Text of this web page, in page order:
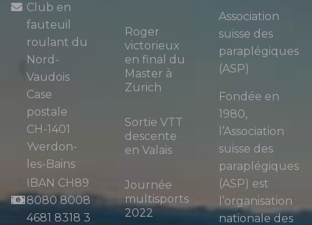
Club en
fauteuil
roulant du
Nord-
Vaudois
Case
postale
CH-1401
Yverdon-
les-Bains
IBAN CH89
8080 8008
4681 8318 3
Roger
victorieux
en final du
Master à
Zurich
Sortie VTT
descente
en Valais
Journée
multisports
2022
Association
suisse des
paraplégiques
(ASP)
Fondée en
1980,
l’Association
suisse des
paraplégiques
(ASP) est
l’organisation
nationale des